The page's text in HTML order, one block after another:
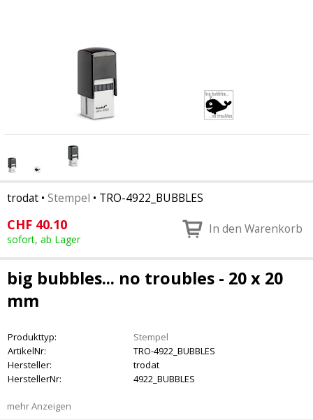
trodat • Stempel • TRO-4922_BUBBLES
CHF 40.10
sofort, ab Lager
In den Warenkorb
big bubbles... no troubles - 20 x 20
mm
Produkttyp:
Stempel
ArtikelNr:
TRO-4922_BUBBLES
Hersteller:
trodat
HerstellerNr:
4922_BUBBLES
mehr Anzeigen